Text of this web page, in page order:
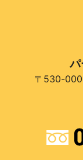
パ
〒530-